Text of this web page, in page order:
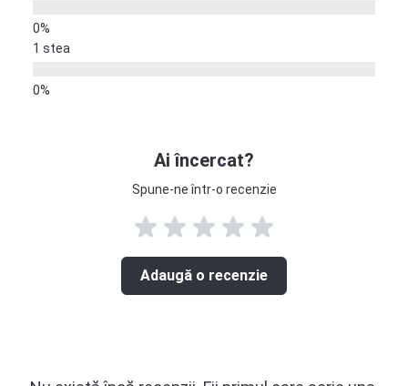
1 stea
Ai încercat?
Spune-ne într-o recenzie
Adaugă o recenzie